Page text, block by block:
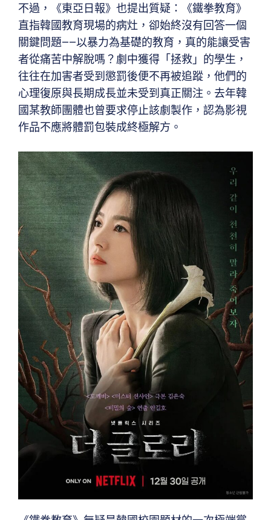
不過，《東亞日報》也提出質疑：《鐵拳教育》
直指韓國教育現場的病灶，卻始終沒有回答一個
關鍵問題——以暴力為基礎的教育，真的能讓受害
者從痛苦中解脫嗎？劇中獲得「拯救」的學生，
往往在加害者受到懲罰後便不再被追蹤，他們的
心理復原與長期成長並未受到真正關注。去年韓
國某教師團體也曾要求停止該劇製作，認為影視
作品不應將體罰包裝成終極解方。